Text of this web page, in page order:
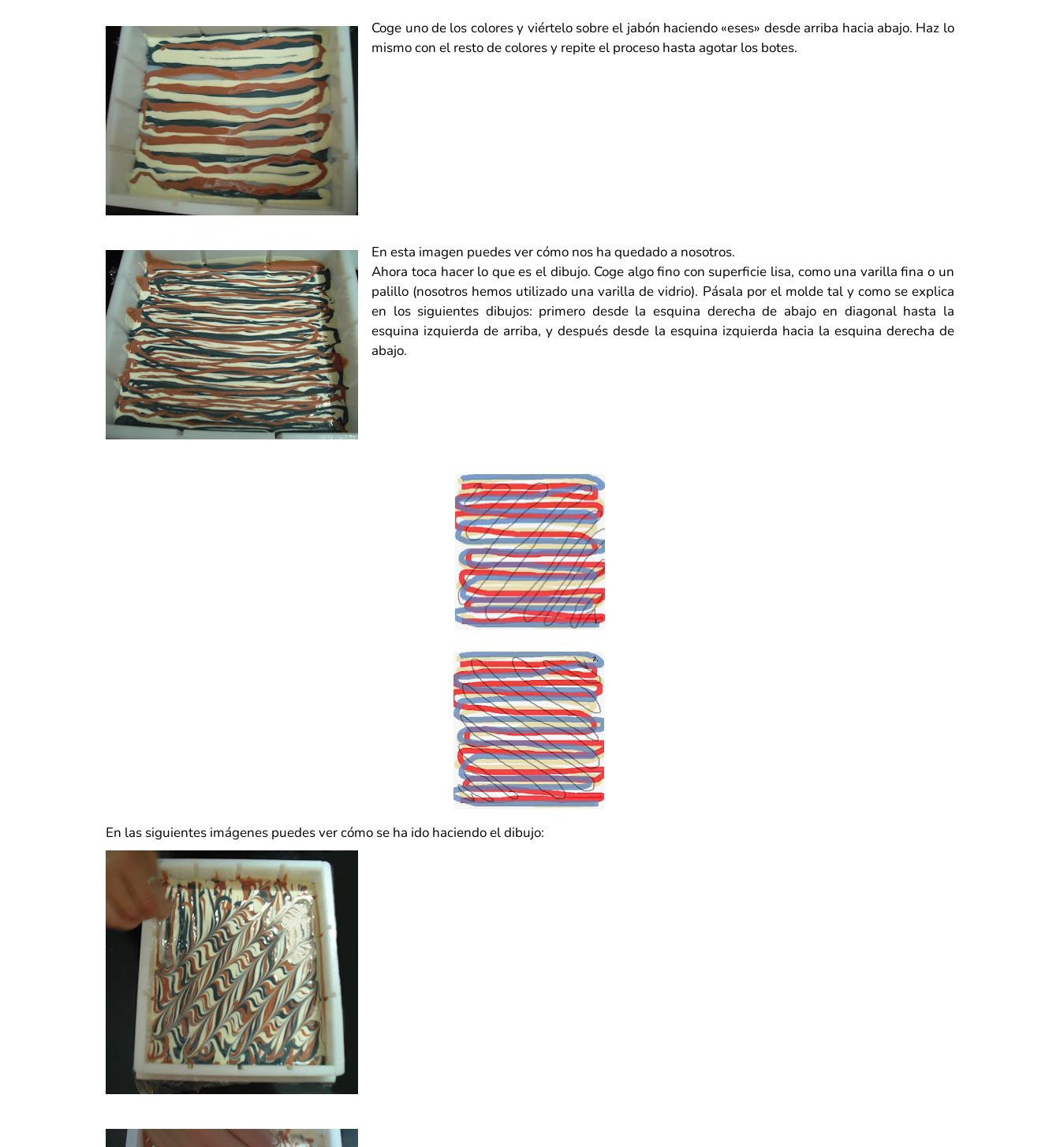
Coge uno de los colores y viértelo sobre el jabón haciendo «eses» desde arriba hacia abajo. Haz lo
mismo con el resto de colores y repite el proceso hasta agotar los botes.
En esta imagen puedes ver cómo nos ha quedado a nosotros.
Ahora toca hacer lo que es el dibujo. Coge algo fino con superficie lisa, como una varilla fina o un
palillo (nosotros hemos utilizado una varilla de vidrio). Pásala por el molde tal y como se explica
en los siguientes dibujos: primero desde la esquina derecha de abajo en diagonal hasta la
esquina izquierda de arriba, y después desde la esquina izquierda hacia la esquina derecha de
abajo.
En las siguientes imágenes puedes ver cómo se ha ido haciendo el dibujo: